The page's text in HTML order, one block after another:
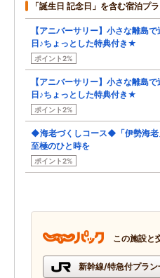
「誕生日 記念日」を含む宿泊プ
【アニバーサリー】小さな離島
日♪ちょっとした特典付き★
ポイント2%
【アニバーサリー】小さな離島
日♪ちょっとした特典付き★
ポイント2%
◆海老づくしコース◆「伊勢海老
至極のひと時を
ポイント2%
この施設と
新幹線/特急付プラン